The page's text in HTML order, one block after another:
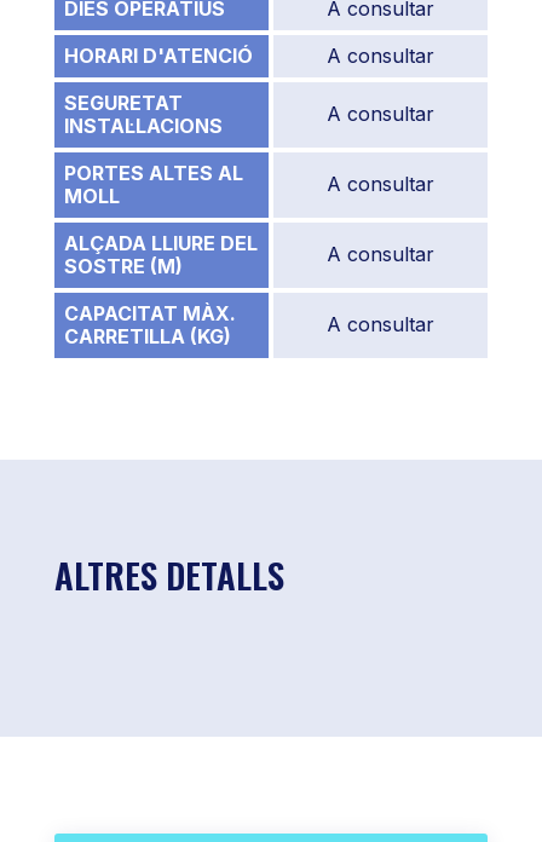
DIES OPERATIUS
A consultar
HORARI D'ATENCIÓ
A consultar
SEGURETAT
INSTAL·LACIONS
A consultar
PORTES ALTES AL
MOLL
A consultar
ALÇADA LLIURE DEL
SOSTRE (M)
A consultar
CAPACITAT MÀX.
CARRETILLA (KG)
A consultar
ALTRES DETALLS